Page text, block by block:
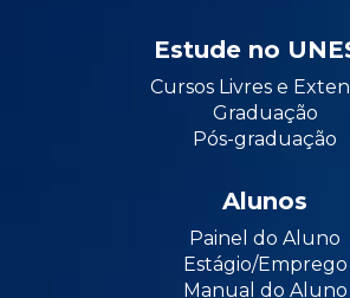
Estude no
Cursos Livres e
Graduação
Pós-graduação
Alunos
Painel do Aluno
Estágio/Emprego
Manual do Aluno